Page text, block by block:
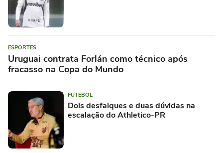
ESPORTES
Uruguai contrata Forlán como técnico após
fracasso na Copa do Mundo
FUTEBOL
Dois desfalques e duas dúvidas na
escalação do Athletico-PR